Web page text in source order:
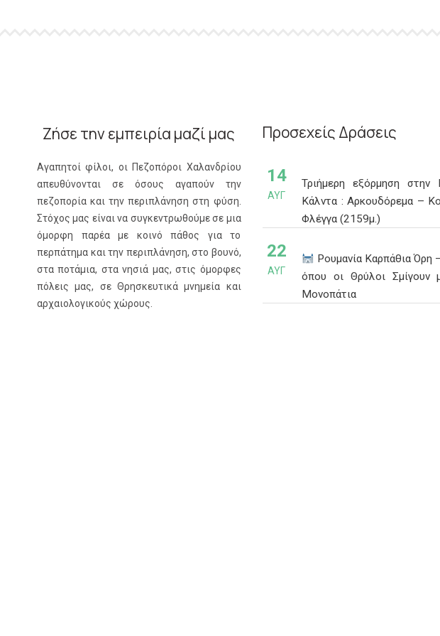
Ζήσε την εμπειρία μαζί μας
Αγαπητοί φίλοι, οι Πεζοπόροι Χαλανδρίου
απευθύνονται σε όσους αγαπούν την
πεζοπορία και την περιπλάνηση στη φύση.
Στόχος μας είναι να συγκεντρωθούμε σε μια
όμορφη παρέα με κοινό πάθος για το
περπάτημα και την περιπλάνηση, στο βουνό,
στα ποτάμια, στα νησιά μας, στις όμορφες
πόλεις μας, σε Θρησκευτικά μνημεία και
αρχαιολογικούς χώρους.
Προσεχείς Δράσεις
14
ΑΥΓ
Τριήμερη εξόρμηση στην
Κάλντα : Αρκουδόρεμα –
Φλέγγα (2159μ.)
22
ΑΥΓ
Ρουμανία Καρπάθια Όρη
όπου οι Θρύλοι Σμίγουν
Μονοπάτια